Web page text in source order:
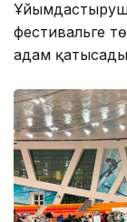
фестивальге
адам